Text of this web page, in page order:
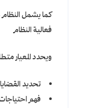
كما يشمل النظام
فعالية النظام
ويحدد المعيار
تحديد
فهم